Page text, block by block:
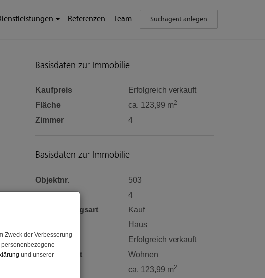
Referenzen Team Suchagent anlegen
Basisdaten zur Immobilie
Kaufpreis
Erfolgreich verkauft
Fläche
ca. 123,99 m2
Zimmer 4
Basisdaten zur Immobilie
Objektnr.
503
4
Vermarktungsart
Kauf
Haus
Kaufpreis
Erfolgreich verkauft
Nutzungsart
Wohnen
ca. 123,99 m2
Zweck der Verbesserung
und unserer